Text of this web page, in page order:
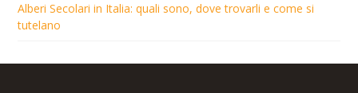
Alberi Secolari in Italia: quali sono, dove trovarli e come si
tutelano